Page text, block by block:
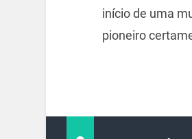
início de uma
pioneiro